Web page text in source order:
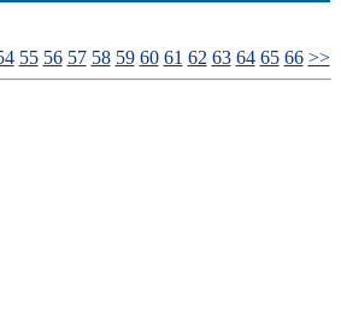
55 56 57 58 59 60 61 62 63 64 65 66 >>